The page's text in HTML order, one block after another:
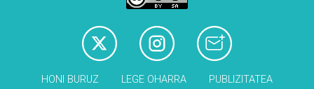
HONI BURUZ LEGE OHARRA PUBLIZITATEA